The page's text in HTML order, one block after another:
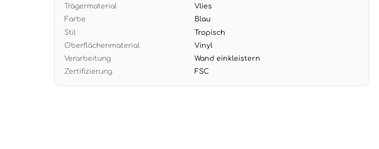
garantiert
Trägermaterial
Vlies
Farbe
Blau
Stil
Tropisch
Oberflächenmaterial
Vinyl
Verarbeitung
Wand einkleistern
Zertifizierung
FSC